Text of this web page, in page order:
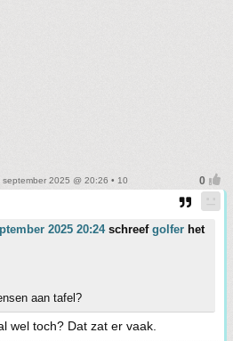
september 2025 @ 20:26 • 10
2025 20:24schreef golfer het
aan tafel?
wel toch? Dat zat er vaak.